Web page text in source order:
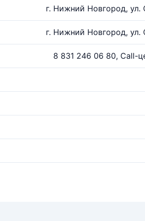
г. Нижний Новгород, ул.
г. Нижний Новгород, ул.
8 831 246 06 80, Call-